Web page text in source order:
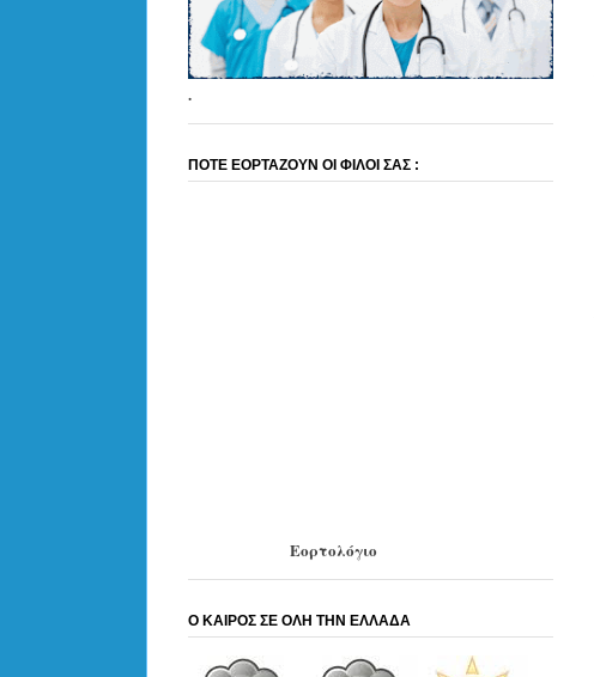
.
ΠΟΤΕ ΕΟΡΤΑΖΟΥΝ ΟΙ ΦΙΛΟΙ ΣΑΣ :
Εορτολόγιο
Ο ΚΑΙΡΟΣ ΣΕ ΟΛΗ ΤΗΝ ΕΛΛΑΔΑ